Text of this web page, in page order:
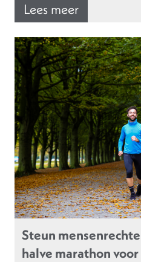
Lees meer
Steun
halve marathon